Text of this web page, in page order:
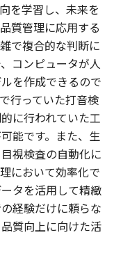
を学習し、未来を
質管理に応用する
で複合的な判断に
コンピュータが人
を作成できるので
行っていた打音検
に行われていた工
能です。また、生
視検査の自動化に
において効率化で
タを活用して精緻
経験だけに頼らな
質向上に向けた活